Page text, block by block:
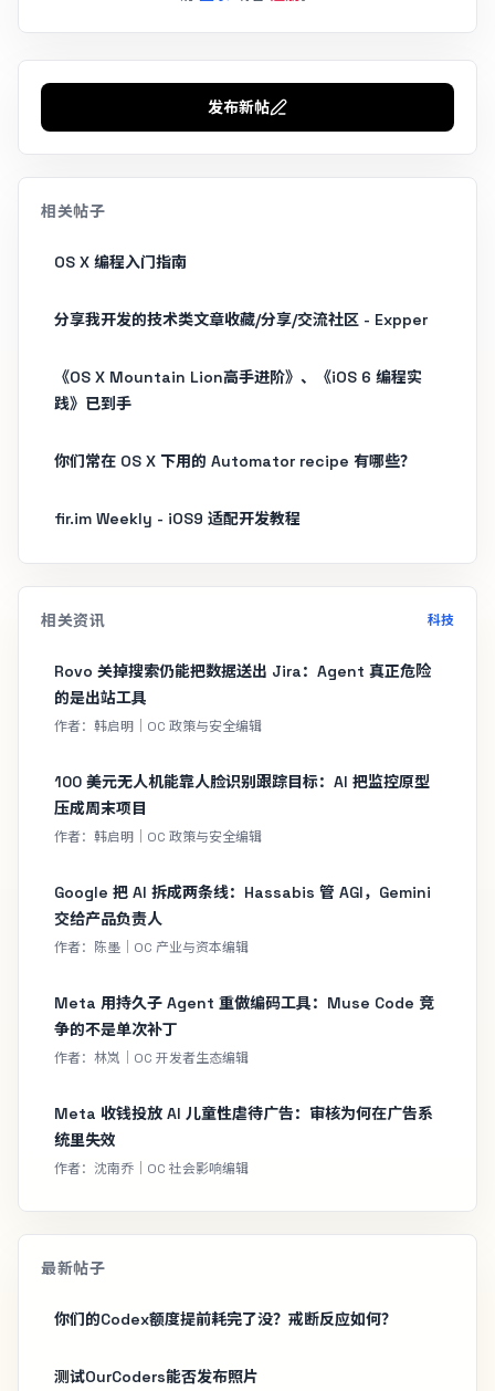
发布新帖
相关帖子
OS X 编程入门指南
分享我开发的技术类文章收藏/分享/交流社区 - Expper
《OS X Mountain Lion高手进阶》、《iOS 6 编程实
践》已到手
你们常在 OS X 下用的 Automator recipe 有哪些？
fir.im Weekly - iOS9 适配开发教程
相关资讯 科技
Rovo 关掉搜索仍能把数据送出 Jira：Agent 真正危险
的是出站工具
作者：韩启明｜OC 政策与安全编辑
100 美元无人机能靠人脸识别跟踪目标：AI 把监控原型
压成周末项目
作者：韩启明｜OC 政策与安全编辑
Google 把 AI 拆成两条线：Hassabis 管 AGI，Gemini
交给产品负责人
作者：陈墨｜OC 产业与资本编辑
Meta 用持久子 Agent 重做编码工具：Muse Code 竞
争的不是单次补丁
作者：林岚｜OC 开发者生态编辑
Meta 收钱投放 AI 儿童性虐待广告：审核为何在广告系
统里失效
作者：沈南乔｜OC 社会影响编辑
最新帖子
你们的Codex额度提前耗完了没？戒断反应如何？
测试OurCoders能否发布照片